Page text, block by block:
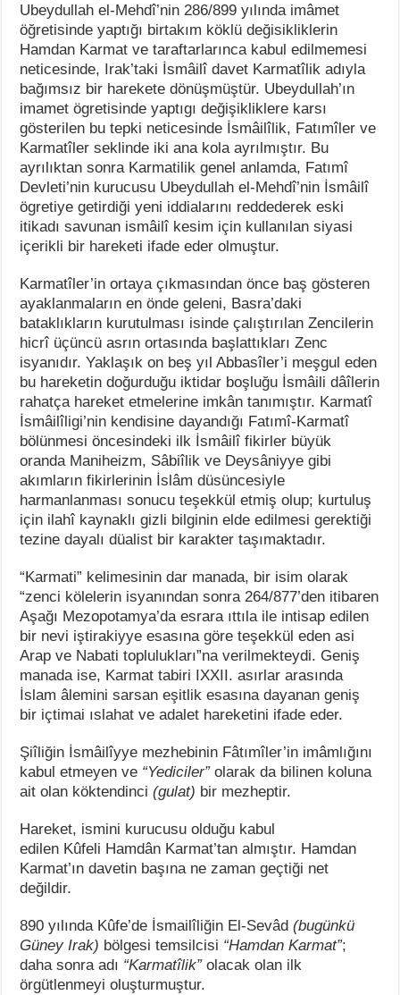
Ubeydullah el-Mehdî’nin 286/899 yılında imâmet
öğretisinde yaptığı birtakım köklü değisikliklerin
Hamdan Karmat ve taraftarlarınca kabul edilmemesi
neticesinde, Irak’taki İsmâilî davet Karmatîlik adıyla
bağımsız bir harekete dönüşmüştür. Ubeydullah’ın
imamet ögretisinde yaptıgı değişikliklere karsı
gösterilen bu tepki neticesinde İsmâilîlik, Fatımîler ve
Karmatîler seklinde iki ana kola ayrılmıştır. Bu
ayrılıktan sonra Karmatilik genel anlamda, Fatımî
Devleti’nin kurucusu Ubeydullah el-Mehdî’nin İsmâilî
ögretiye getirdiği yeni iddialarını reddederek eski
itikadı savunan ismâilî kesim için kullanılan siyasi
içerikli bir hareketi ifade eder olmuştur.
Karmatîler’in ortaya çıkmasından önce baş gösteren
ayaklanmaların en önde geleni, Basra’daki
bataklıkların kurutulması isinde çalıştırılan Zencilerin
hicrî üçüncü asrın ortasında başlattıkları Zenc
isyanıdır. Yaklaşık on beş yıl Abbasîler’i meşgul eden
bu hareketin doğurduğu iktidar boşluğu İsmâili dâîlerin
rahatça hareket etmelerine imkân tanımıştır. Karmatî
İsmâilîligi’nin kendisine dayandığı Fatımî-Karmatî
bölünmesi öncesindeki ilk İsmâilî fikirler büyük
oranda Maniheizm, Sâbiîlik ve Deysâniyye gibi
akımların fikirlerinin İslâm düsüncesiyle
harmanlanması sonucu teşekkül etmiş olup; kurtuluş
için ilahî kaynaklı gizli bilginin elde edilmesi gerektiği
tezine dayalı düalist bir karakter taşımaktadır.
“Karmati” kelimesinin dar manada, bir isim olarak
“zenci kölelerin isyanından sonra 264/877’den itibaren
Aşağı Mezopotamya’da esrara ıttıla ile intisap edilen
bir nevi iştirakiyye esasına göre teşekkül eden asi
Arap ve Nabati toplulukları”na verilmekteydi. Geniş
manada ise, Karmat tabiri IXXII. asırlar arasında
İslam âlemini sarsan eşitlik esasına dayanan geniş
bir içtimai ıslahat ve adalet hareketini ifade eder.
Şiîliğin İsmâilîyye mezhebinin Fâtımîler’in imâmlığını
kabul etmeyen ve “Yediciler”olarak da bilinen koluna
ait olan köktendinci(gulat) bir mezheptir.
Hareket, ismini kurucusu olduğu kabul
edilen Kûfeli Hamdân Karmat’tan almıştır. Hamdan
Karmat’ın davetin başına ne zaman geçtiği net
değildir.
890 yılında Kûfe’de İsmailîliğin El-Sevâd(bugünkü
Güney Irak) bölgesi temsilcisi “Hamdan Karmat”;
daha sonra adı “Karmatîlik”olacak olan ilk
örgütlenmeyi oluşturmuştur.